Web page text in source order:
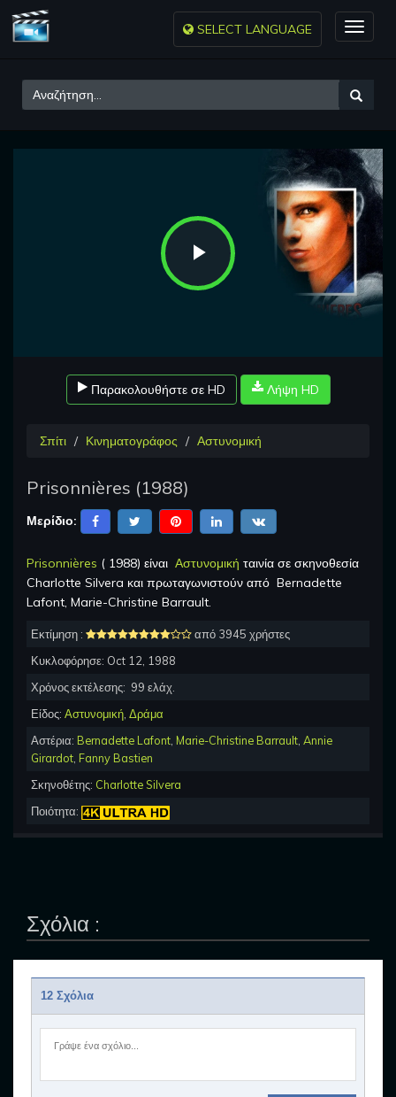
Toggle
SELECT LANGUAGE
Play
Παρακολουθήστε σε HD Λήψη HD
Σπίτι Κινηματογράφος Αστυνομική
Prisonnières (1988)
Μερίδιο:
Prisonnières ( 1988) είναι Αστυνομική ταινία σε σκηνοθεσία
Charlotte Silvera και πρωταγωνιστούν από Bernadette
Lafont, Marie-Christine Barrault.
Εκτίμηση :
από 3945 χρήστες
Κυκλοφόρησε: Oct 12, 1988
Χρόνος εκτέλεσης: 99 ελάχ.
Είδος: Αστυνομική Δράμα
Αστέρια: Bernadette Lafont Marie-Christine Barrault Annie
Girardot Fanny Bastien
Σκηνοθέτης: Charlotte Silvera
Ποιότητα:
Σχόλια :
12 Σχόλια